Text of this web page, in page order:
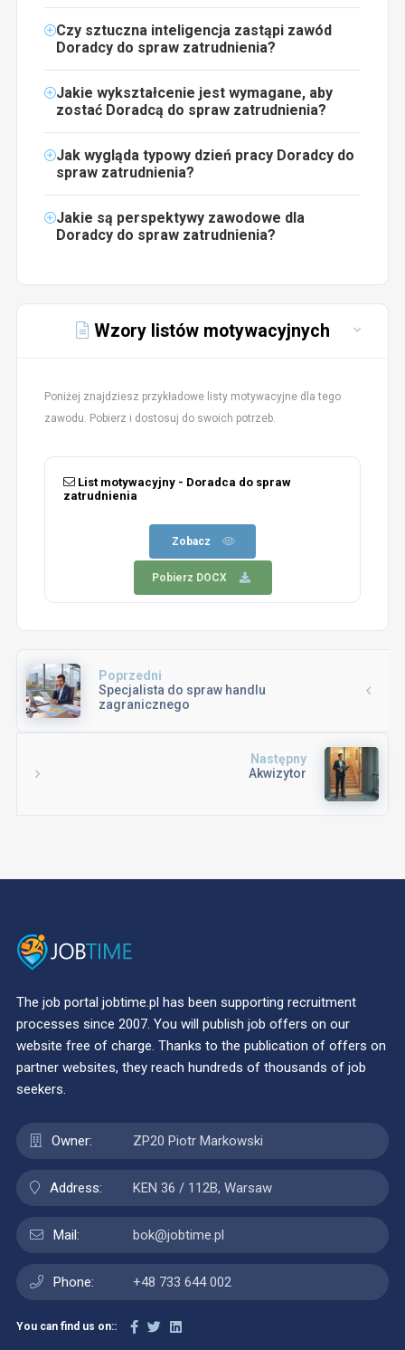
Czy sztuczna inteligencja zastąpi zawód
Doradcy do spraw zatrudnienia?
Jakie wykształcenie jest wymagane, aby
zostać Doradcą do spraw zatrudnienia?
Jak wygląda typowy dzień pracy Doradcy do
spraw zatrudnienia?
Jakie są perspektywy zawodowe dla
Doradcy do spraw zatrudnienia?
Wzory listów motywacyjnych
Poniżej znajdziesz przykładowe listy motywacyjne dla tego
zawodu. Pobierz i dostosuj do swoich potrzeb.
List motywacyjny - Doradca do spraw
zatrudnienia
Zobacz
Pobierz DOCX
Poprzedni
Specjalista do spraw handlu
zagranicznego
Następny
Akwizytor
The job portal jobtime.pl has been supporting recruitment
processes since 2007. You will publish job offers on our
website free of charge. Thanks to the publication of offers on
partner websites, they reach hundreds of thousands of job
seekers.
Owner: ZP20 Piotr Markowski
Address: KEN 36 / 112B, Warsaw
Mail: bok@jobtime.pl
Phone: +48 733 644 002
You can find us on::